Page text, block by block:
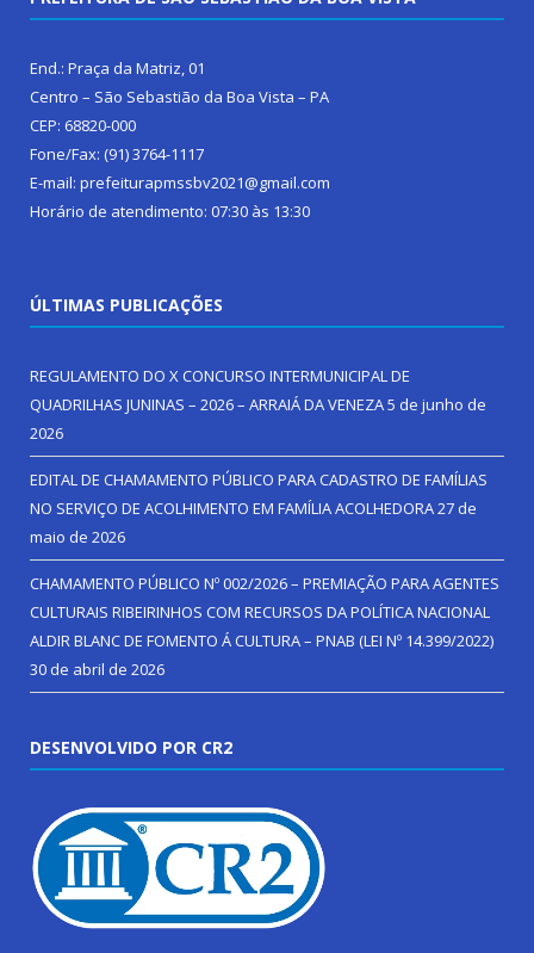
End.: Praça da Matriz, 01
Centro – São Sebastião da Boa Vista – PA
CEP: 68820-000
Fone/Fax: (91) 3764-1117
E-mail: prefeiturapmssbv2021@gmail.com
Horário de atendimento: 07:30 às 13:30
ÚLTIMAS PUBLICAÇÕES
REGULAMENTO DO X CONCURSO INTERMUNICIPAL DE
QUADRILHAS JUNINAS – 2026 – ARRAIÁ DA VENEZA5 de junho de
2026
EDITAL DE CHAMAMENTO PÚBLICO PARA CADASTRO DE FAMÍLIAS
NO SERVIÇO DE ACOLHIMENTO EM FAMÍLIA ACOLHEDORA27 de
maio de 2026
CHAMAMENTO PÚBLICO Nº 002/2026 – PREMIAÇÃO PARA AGENTES
CULTURAIS RIBEIRINHOS COM RECURSOS DA POLÍTICA NACIONAL
ALDIR BLANC DE FOMENTO Á CULTURA – PNAB (LEI Nº 14.399/2022)
30 de abril de 2026
DESENVOLVIDO POR CR2